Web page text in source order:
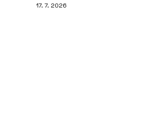
17. 7. 2026